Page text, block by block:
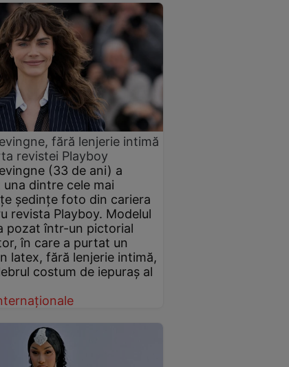
fără lenjerie intimă
revistei Playboy
(33 de ani) a
dintre cele mai
ședințe foto din cariera
revista Playboy. Modelul
pozat într-un pictorial
în care a purtat un
latex, fără lenjerie intimă,
costum de iepuraș al